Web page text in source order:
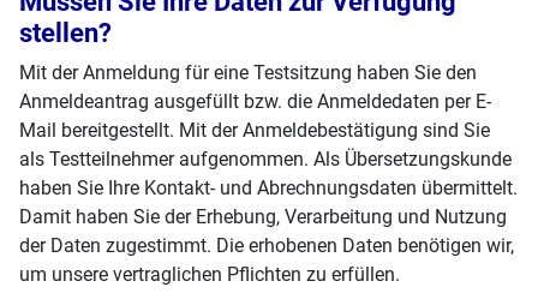
stellen?
Mit der Anmeldung für eine Testsitzung haben Sie den
Anmeldeantrag ausgefüllt bzw. die Anmeldedaten per E-
Mail bereitgestellt. Mit der Anmeldebestätigung sind Sie
als Testteilnehmer aufgenommen. Als Übersetzungskunde
haben Sie Ihre Kontakt- und Abrechnungsdaten übermittelt.
Damit haben Sie der Erhebung, Verarbeitung und Nutzung
der Daten zugestimmt. Die erhobenen Daten benötigen wir,
um unsere vertraglichen Pflichten zu erfüllen.